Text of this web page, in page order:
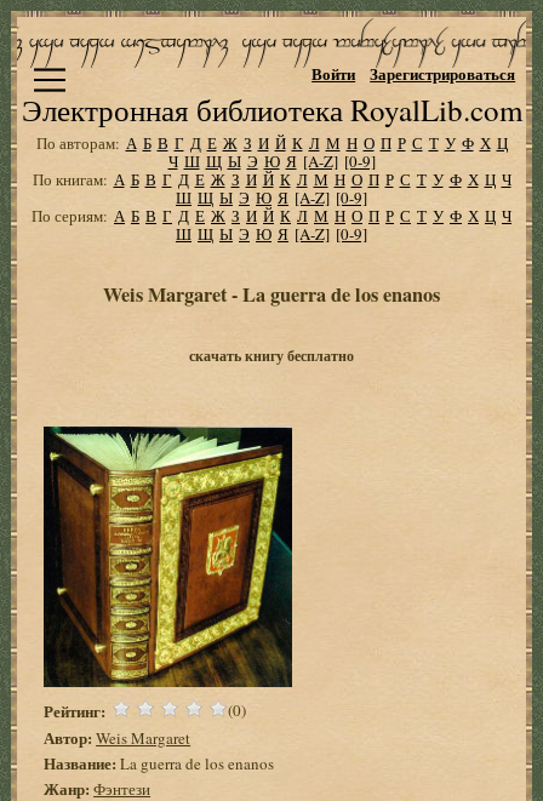
Электронная библиотека RoyalLib.com
Войти Зарегистрироваться
По авторам: А Б В Г Д Е Ж З И Й К Л М Н О П Р С Т У Ф Х Ц
Ч Ш Щ Ы Э Ю Я [A-Z] [0-9]
По книгам: А Б В Г Д Е Ж З И Й К Л М Н О П Р С Т У Ф Х Ц Ч
Ш Щ Ы Э Ю Я [A-Z] [0-9]
По сериям: А Б В Г Д Е Ж З И Й К Л М Н О П Р С Т У Ф Х Ц Ч
Ш Щ Ы Э Ю Я [A-Z] [0-9]
Weis Margaret - La guerra de los enanos
скачать книгу бесплатно
Рейтинг: (0)
Автор: Weis Margaret
Название: La guerra de los enanos
Жанр: Фэнтези